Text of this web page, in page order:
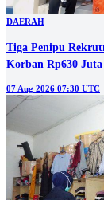
DAERAH
Tiga Penipu
Korban Rp630 Juta
07 Aug 2026 07:30 UTC